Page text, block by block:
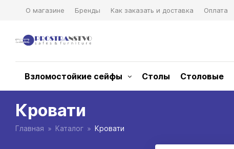
О магазине Бренды Как заказать и доставка Оплата
Взломостойкие сейфы Столы Столовые
Кровати
Главная Каталог Кровати